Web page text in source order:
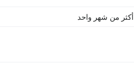
أكثر من شهر واحد